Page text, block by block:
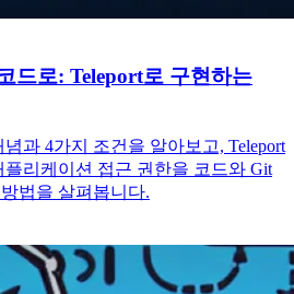
드로: Teleport로 구현하는
념과 4가지 조건을 알아보고, Teleport
플리케이션 접근 권한을 코드와 Git
법을 살펴봅니다.